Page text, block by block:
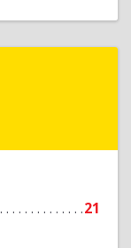
21
Юрий
Подробнее